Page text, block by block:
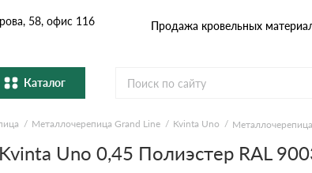
Продажа кровельных
58, офис 116
Каталог
Металлочерепица
Натуральная керамическая
Металлочерепица Grand Line Kvinta Uno
Uno 0,45 Полиэстер RAL